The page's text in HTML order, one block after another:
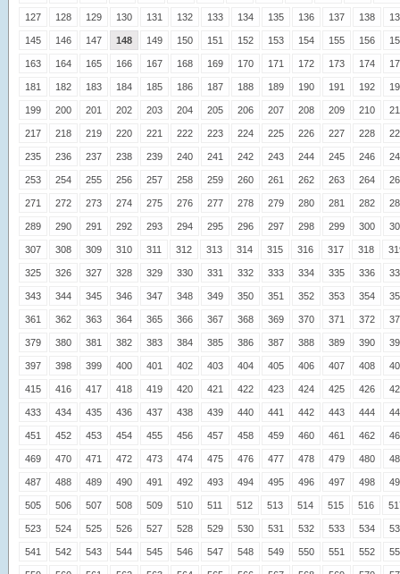
127 128 129 130 131 132 133 134 135 136 137 138
145 146 147 148 149 150 151 152 153 154 155 156
163 164 165 166 167 168 169 170 171 172 173 174
181 182 183 184 185 186 187 188 189 190 191 192
199 200 201 202 203 204 205 206 207 208 209 210
217 218 219 220 221 222 223 224 225 226 227 228
235 236 237 238 239 240 241 242 243 244 245 246
253 254 255 256 257 258 259 260 261 262 263 264
271 272 273 274 275 276 277 278 279 280 281 282
289 290 291 292 293 294 295 296 297 298 299 300
307 308 309 310 311 312 313 314 315 316 317 318
325 326 327 328 329 330 331 332 333 334 335 336
343 344 345 346 347 348 349 350 351 352 353 354
361 362 363 364 365 366 367 368 369 370 371 372
379 380 381 382 383 384 385 386 387 388 389 390
397 398 399 400 401 402 403 404 405 406 407 408
415 416 417 418 419 420 421 422 423 424 425 426
433 434 435 436 437 438 439 440 441 442 443 444
451 452 453 454 455 456 457 458 459 460 461 462
469 470 471 472 473 474 475 476 477 478 479 480
487 488 489 490 491 492 493 494 495 496 497 498
505 506 507 508 509 510 511 512 513 514 515 516
523 524 525 526 527 528 529 530 531 532 533 534
541 542 543 544 545 546 547 548 549 550 551 552